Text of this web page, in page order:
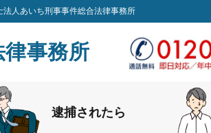
人あいち刑事事件総合法律事務所
事務所
逮捕されたら